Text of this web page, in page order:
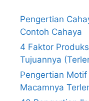
Pengertian
Contoh Cahaya
4 Faktor
Tujuannya
Pengertian
Macamnya